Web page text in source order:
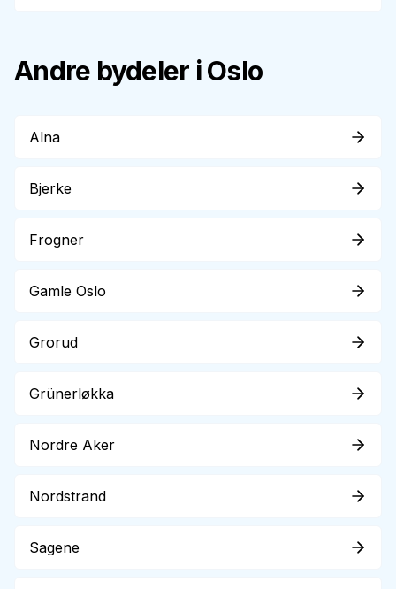
Andre bydeler i Oslo
Alna
Bjerke
Frogner
Gamle Oslo
Grorud
Grünerløkka
Nordre Aker
Nordstrand
Sagene